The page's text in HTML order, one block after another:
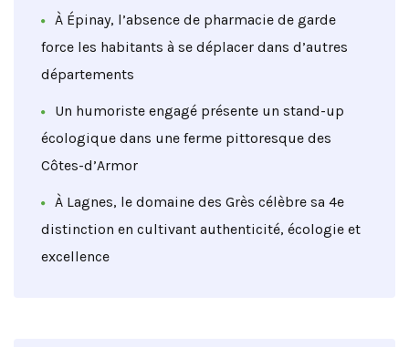
À Épinay, l’absence de pharmacie de garde
force les habitants à se déplacer dans d’autres
départements
Un humoriste engagé présente un stand-up
écologique dans une ferme pittoresque des
Côtes-d’Armor
À Lagnes, le domaine des Grès célèbre sa 4e
distinction en cultivant authenticité, écologie et
excellence